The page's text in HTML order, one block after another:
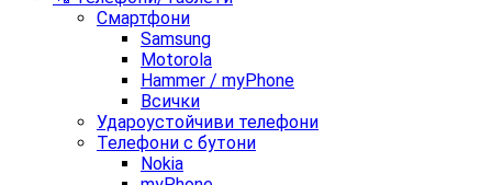
Смартфони
Samsung
Motorola
Hammer / myPhone
Всички
Удароустойчиви телефони
Телефони с бутони
Nokia